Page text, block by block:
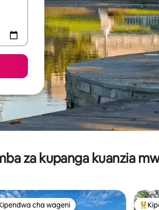
za kupanga kuanzia
cha wageni